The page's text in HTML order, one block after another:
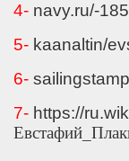
4- navy.ru/-
5- kaanaltin/
6-
7- https://